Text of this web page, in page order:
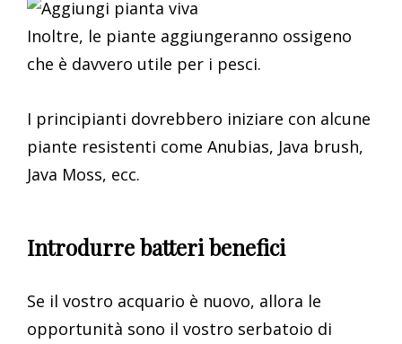
Inoltre, le piante aggiungeranno ossigeno
che è davvero utile per i pesci.
I principianti dovrebbero iniziare con alcune
piante resistenti come Anubias, Java brush,
Java Moss, ecc.
Introdurre batteri benefici
Se il vostro acquario è nuovo, allora le
opportunità sono il vostro serbatoio di